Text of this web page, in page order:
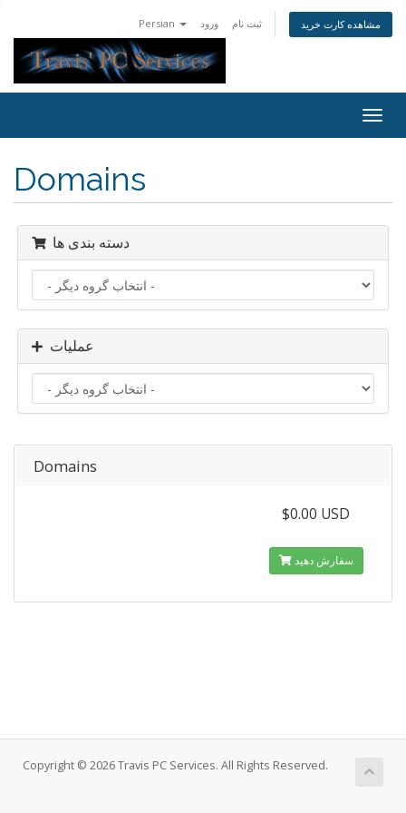
Persian ورود ثبت نام مشاهده کارت خرید
Domains
دسته بندی ها
عملیات
Domains
$0.00 USD
سفارش دهید
Copyright © 2026 Travis PC Services. All Rights Reserved.